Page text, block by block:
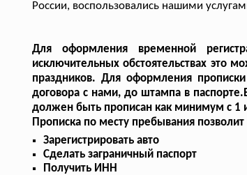
России, воспользовались нашими
Для оформления временной
исключительных обстоятельствах это
праздников. Для оформления
договора с нами, до штампа в
должен быть прописан как минимум с 1
Прописка по месту пребывания
Зарегистрировать авто
Сделать заграничный паспорт
Получить ИНН